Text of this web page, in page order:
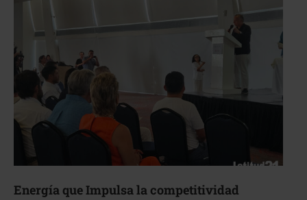
Energía que Impulsa la competitividad